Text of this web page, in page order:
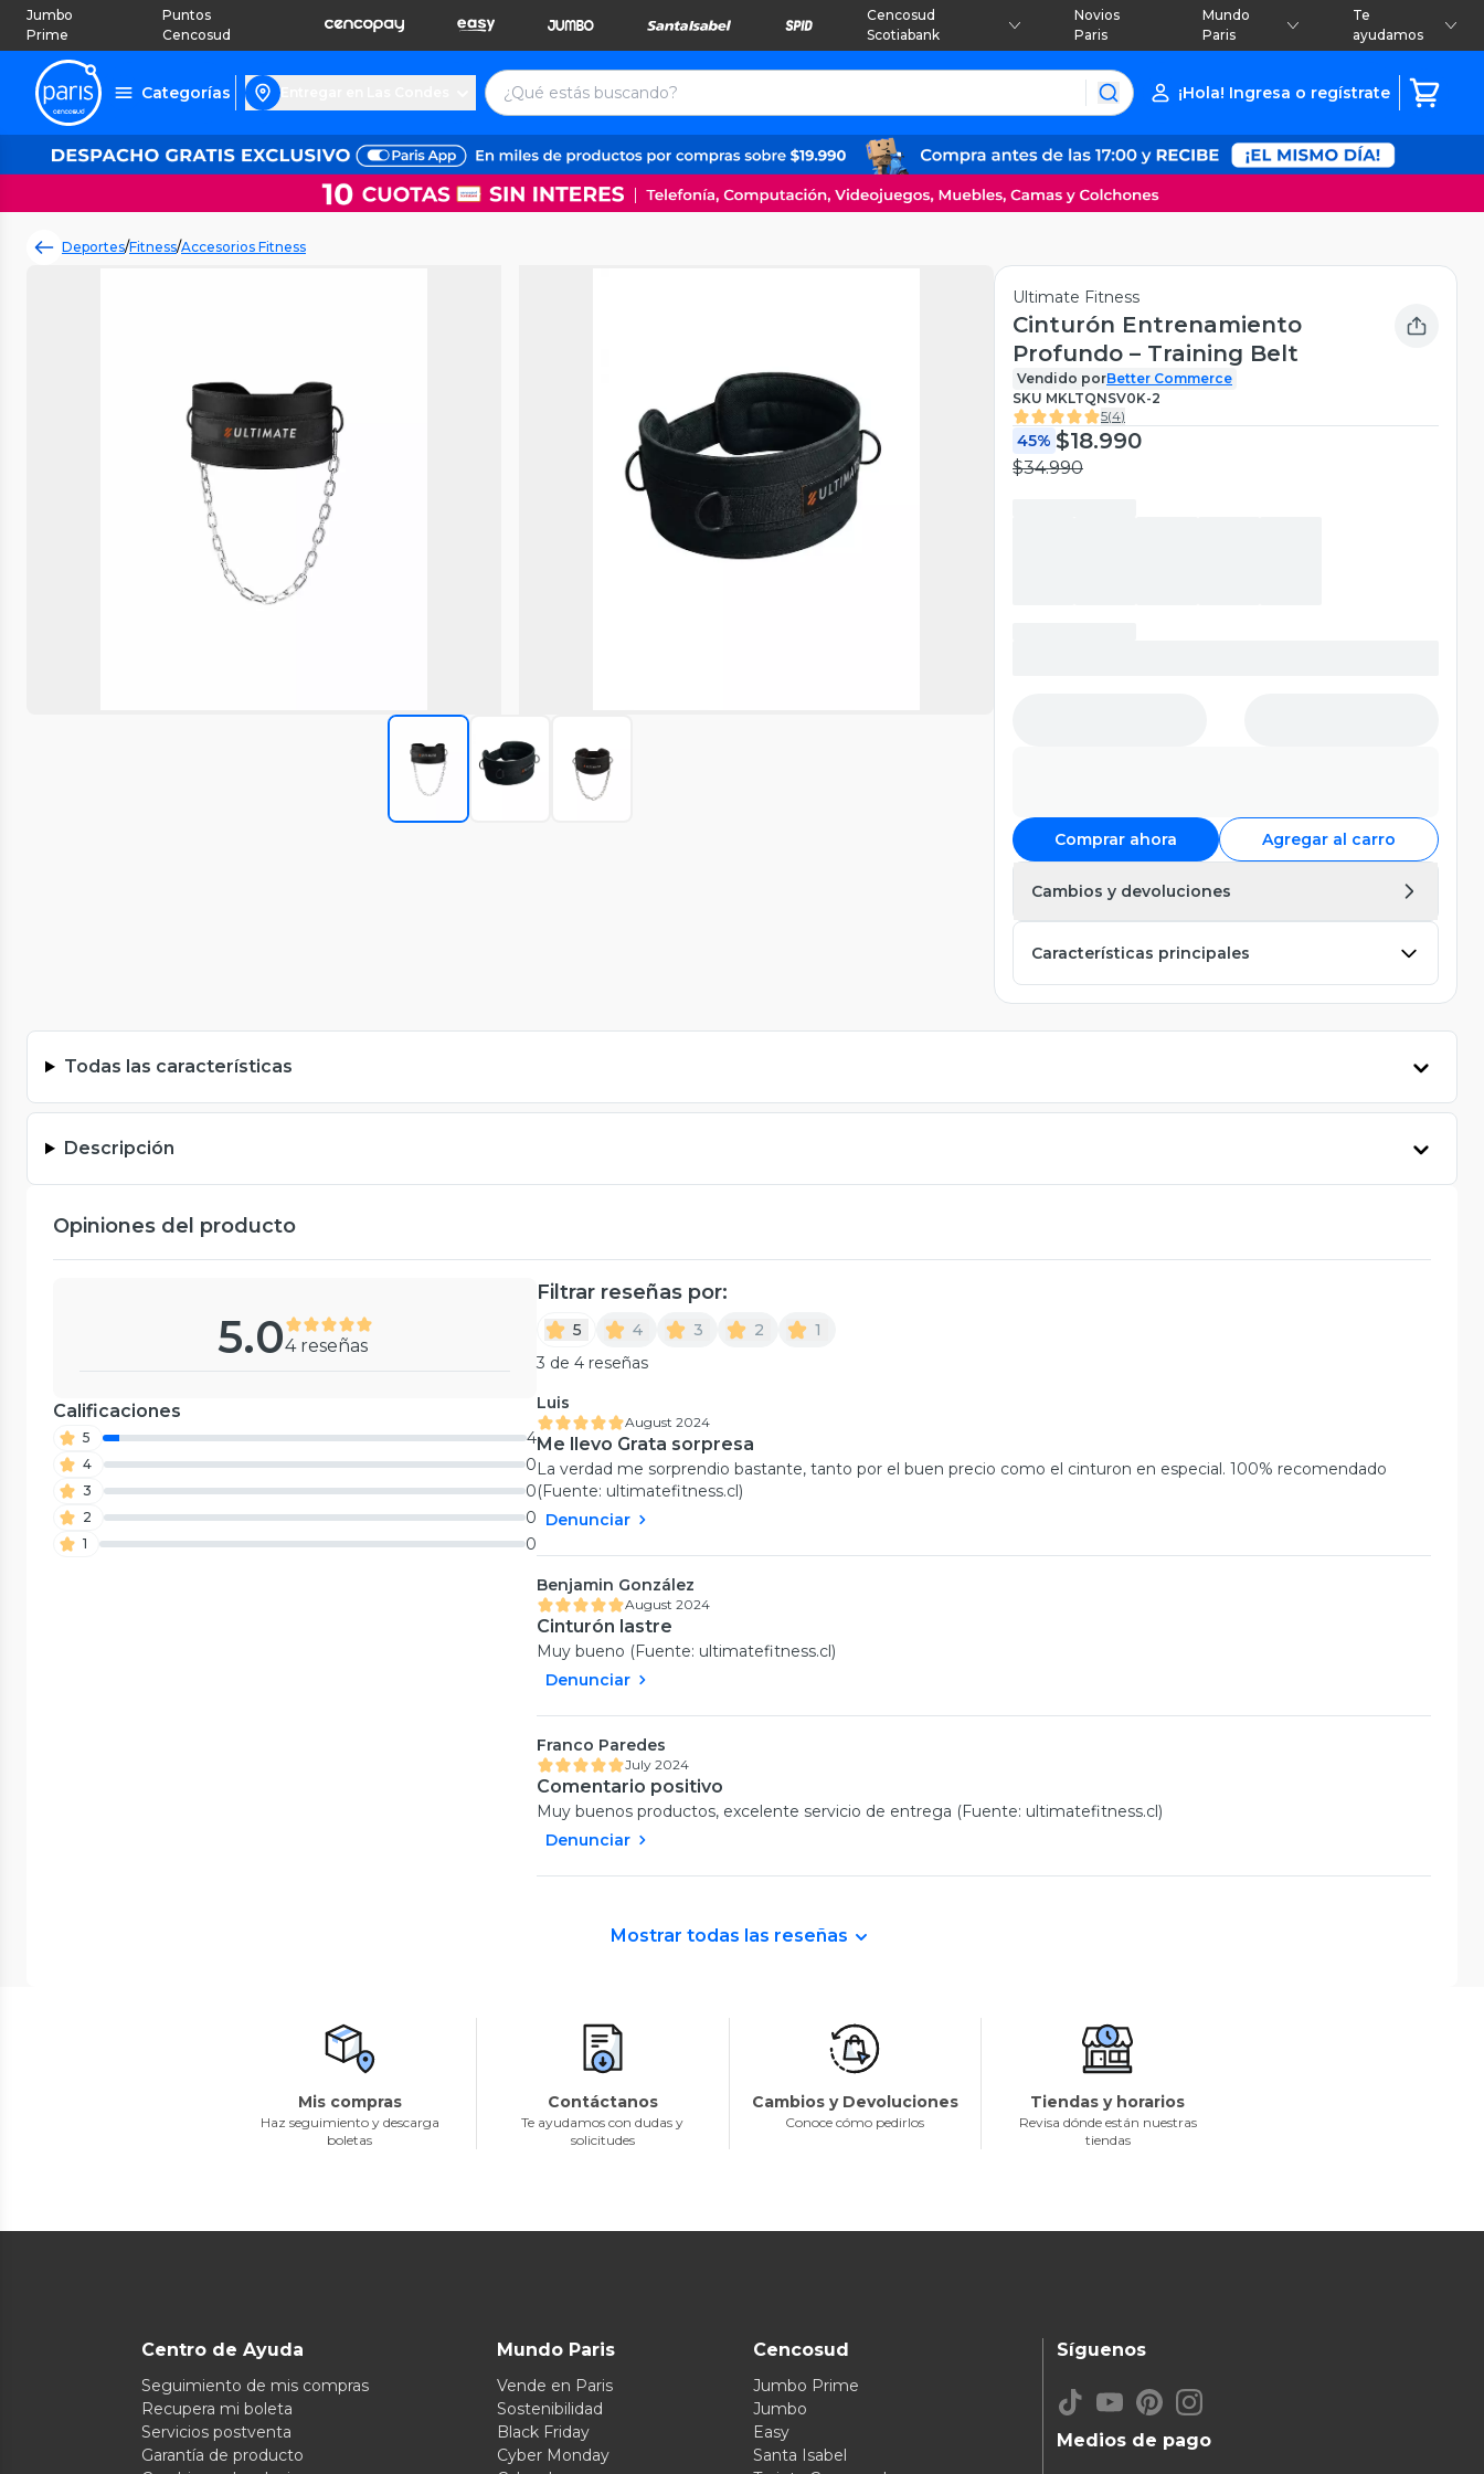
Jumbo
Prime
Puntos
Cencosud
Cencosud
Scotiabank
Novios
Paris
Mundo
Paris
Te
ayudamos
Categorías ¡Hola! Ingresa o regístrate
Deportes/Fitness/Accesorios Fitness
Ultimate Fitness
Cinturón Entrenamiento
Profundo – Training Belt
Vendido porBetter Commerce
SKU MKLTQNSV0K-2
5(4)
45% $18.990
$34.990
Comprar ahora Agregar al carro
Cambios y devoluciones
Características principales
Todas las características
Descripción
Opiniones del producto
5.04 reseñas
Calificaciones
5 4
4 0
3 0
2 0
1 0
Filtrar reseñas por:
5 4 3 2
1
3 de 4 reseñas
Luis
August 2024
Me llevo Grata sorpresa
La verdad me sorprendio bastante, tanto por el buen precio como el cinturon en especial. 100% recomendado
(Fuente: ultimatefitness.cl)
Denunciar
Benjamin González
August 2024
Cinturón lastre
Muy bueno (Fuente: ultimatefitness.cl)
Denunciar
Franco Paredes
July 2024
Comentario positivo
Muy buenos productos, excelente servicio de entrega (Fuente: ultimatefitness.cl)
Denunciar
Mostrar todas las reseñas
Mis compras
Haz seguimiento y descarga
boletas
Contáctanos
Te ayudamos con dudas y
solicitudes
Cambios y Devoluciones
Conoce cómo pedirlos
Tiendas y horarios
Revisa dónde están nuestras
tiendas
Centro de Ayuda
Seguimiento de mis compras
Recupera mi boleta
Servicios postventa
Garantía de producto
Mundo Paris
Vende en Paris
Sostenibilidad
Black Friday
Cyber Monday
Cencosud
Jumbo Prime
Jumbo
Easy
Santa Isabel
Medios de pago
Síguenos